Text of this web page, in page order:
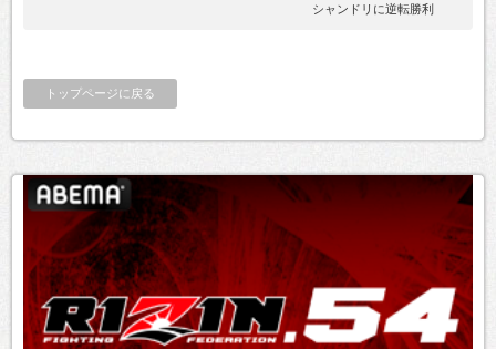
シャンドリに逆転勝利
トップページに戻る